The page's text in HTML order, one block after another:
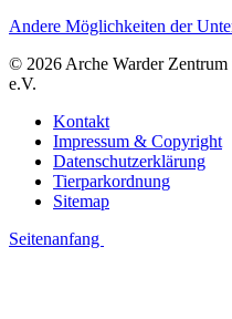
Andere Möglichkeiten der
© 2026 Arche Warder Zentrum
e.V.
Kontakt
Impressum & Copyright
Datenschutzerklärung
Tierparkordnung
Sitemap
Seitenanfang